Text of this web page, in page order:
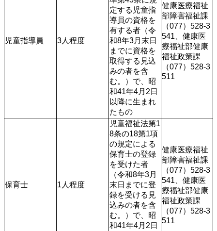
児童指導員 3人程度
定する児童指
導員の資格を
有する者（令
和8年3月末日
までに資格を
取得する見込
みの者を含
む。）で、昭
和41年4月2日
以降に生まれ
たもの
健康医療福祉
部障害福祉課
（077）528-3
541、健康医
療福祉部健康
福祉政策課
（077）528-3
511
保育士 1人程度
児童福祉法第1
8条の18第1項
の規定による
保育士の登録
を受けた者
（令和8年3月
末日までに登
録を受ける見
込みの者を含
む。）で、昭
和41年4月2日
健康医療福祉
部障害福祉課
（077）528-3
541、健康医
療福祉部健康
福祉政策課
（077）528-3
511